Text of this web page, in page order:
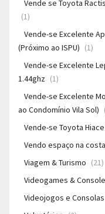
Vende se Toyota
(1)
Vende-se Excelente
(Próximo ao ISPU) (1)
Vende-se Excelente
1.44ghz (1)
Vende-se Excelente
ao Condomínio Vila Sol)
Vende-se Toyota
Vendo espaço na
Viagem & Turismo (21)
Videogames &
Videojogos e Consolas